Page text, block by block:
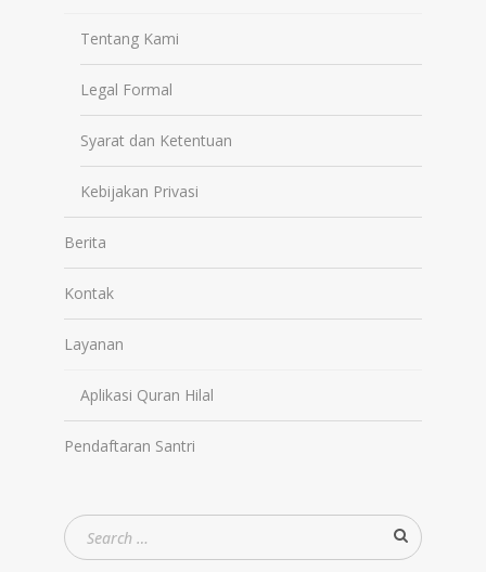
Tentang Kami
Legal Formal
Syarat dan Ketentuan
Kebijakan Privasi
Berita
Kontak
Layanan
Aplikasi Quran Hilal
Pendaftaran Santri